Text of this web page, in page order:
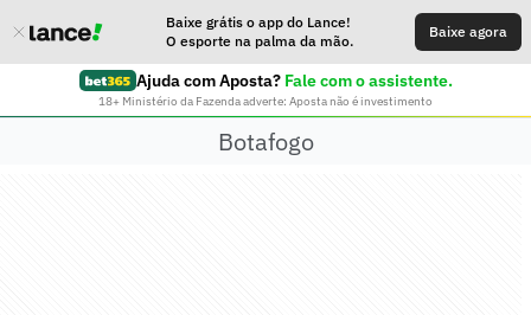
Baixe grátis o app do Lance!
O esporte na palma da mão.
Baixe agora
Ajuda com Aposta? Fale com o assistente.
18+ Ministério da Fazenda adverte: Aposta não é investimento
Botafogo